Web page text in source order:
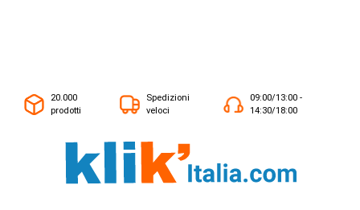
20.000
prodotti
Spedizioni
veloci
09:00/13:00 -
14:30/18:00